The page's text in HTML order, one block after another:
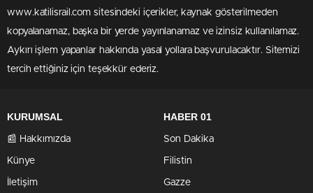
www.katilisrail.com sitesindeki içerikler, kaynak gösterilmeden
kopyalanamaz, başka bir yerde yayınlanamaz ve izinsiz kullanılamaz.
Aykırı işlem yapanlar hakkında yasal yollara başvurulacaktır. Sitemizi
tercih ettiğiniz için teşekkür ederiz.
KURUMSAL
📰 Hakkımızda
Künye
İletişim
HABER 01
Son Dakika
Filistin
Gazze